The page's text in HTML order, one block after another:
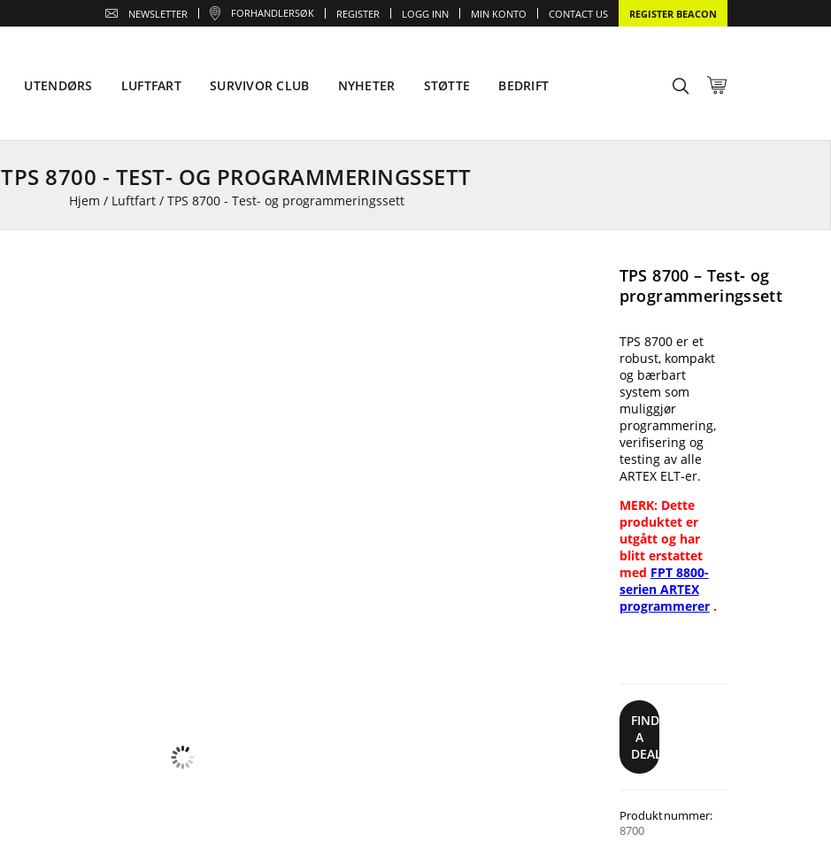
TPS 8700 - TEST- OG PROGRAMMERINGSSETT
Hjem / Luftfart / TPS 8700 - Test- og programmeringssett
TPS 8700 – Test- og
programmeringssett
TPS 8700 er et
robust, kompakt
og bærbart
system som
muliggjør
programmering,
verifisering og
testing av alle
ARTEX ELT-er.
MERK: Dette
produktet er
utgått og har
blitt erstattet
med FPT 8800-
serien ARTEX
programmerer.
FIND
A
DEALER
Produktnummer:
8700
UTENDØRS LUFTFART SURVIVOR CLUB NYHETER STØTTE BEDRIFT
NEWSLETTER FORHANDLERSØK REGISTER LOGG INN MIN KONTO CONTACT US REGISTER BEACON